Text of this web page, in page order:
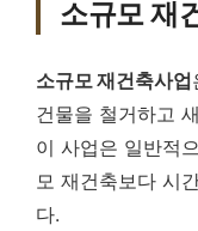
소규모 재
소규모 재건축사업
건물을 철거하고
이 사업은 일반적
모 재건축보다 시
다.